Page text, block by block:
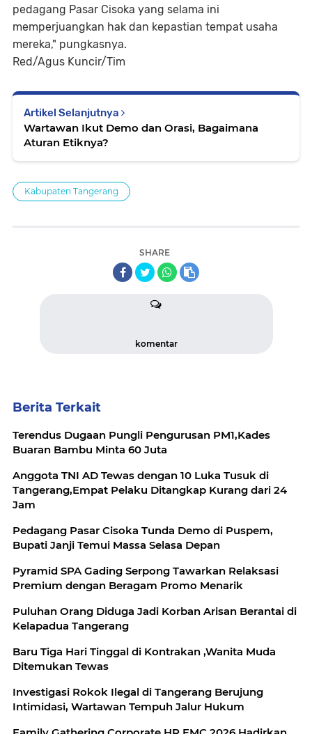
pedagang Pasar Cisoka yang selama ini
memperjuangkan hak dan kepastian tempat usaha
mereka," pungkasnya.
Red/Agus Kuncir/Tim
Artikel Selanjutnya
Wartawan Ikut Demo dan Orasi, Bagaimana
Aturan Etiknya?
Kabupaten Tangerang
SHARE
komentar
Berita Terkait
Terendus Dugaan Pungli Pengurusan PM1,Kades
Buaran Bambu Minta 60 Juta
Anggota TNI AD Tewas dengan 10 Luka Tusuk di
Tangerang,Empat Pelaku Ditangkap Kurang dari 24
Jam
Pedagang Pasar Cisoka Tunda Demo di Puspem,
Bupati Janji Temui Massa Selasa Depan
Pyramid SPA Gading Serpong Tawarkan Relaksasi
Premium dengan Beragam Promo Menarik
Puluhan Orang Diduga Jadi Korban Arisan Berantai di
Kelapadua Tangerang
Baru Tiga Hari Tinggal di Kontrakan ,Wanita Muda
Ditemukan Tewas
Investigasi Rokok Ilegal di Tangerang Berujung
Intimidasi, Wartawan Tempuh Jalur Hukum